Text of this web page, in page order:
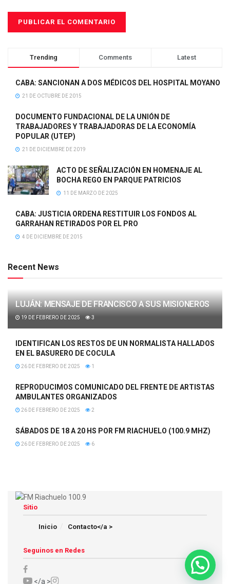
Trending Comments Latest
CABA: SANCIONAN A DOS MÉDICOS DEL HOSPITAL MOYANO
21 DE OCTUBRE DE 2015
DOCUMENTO FUNDACIONAL DE LA UNIÓN DE
TRABAJADORES Y TRABAJADORAS DE LA ECONOMÍA
POPULAR (UTEP)
21 DE DICIEMBRE DE 2019
ACTO DE SEÑALIZACIÓN EN HOMENAJE AL
BOCHA REGO EN PARQUE PATRICIOS
11 DE MARZO DE 2025
CABA: JUSTICIA ORDENA RESTITUIR LOS FONDOS AL
GARRAHAN RETIRADOS POR EL PRO
4 DE DICIEMBRE DE 2015
Recent News
LUJÁN: MENSAJE DE FRANCISCO A SUS MISIONEROS
19 DE FEBRERO DE 2025 3
IDENTIFICAN LOS RESTOS DE UN NORMALISTA HALLADOS
EN EL BASURERO DE COCULA
26 DE FEBRERO DE 2025 1
REPRODUCIMOS COMUNICADO DEL FRENTE DE ARTISTAS
AMBULANTES ORGANIZADOS
26 DE FEBRERO DE 2025 2
SÁBADOS DE 18 A 20 HS POR FM RIACHUELO (100.9 MHZ)
26 DE FEBRERO DE 2025 6
Sitio
Inicio Contacto</a >
Seguinos en Redes
</a >